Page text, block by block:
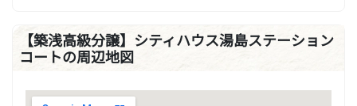
【築浅高級分譲】シティハウス湯島ステーション
コートの周辺地図